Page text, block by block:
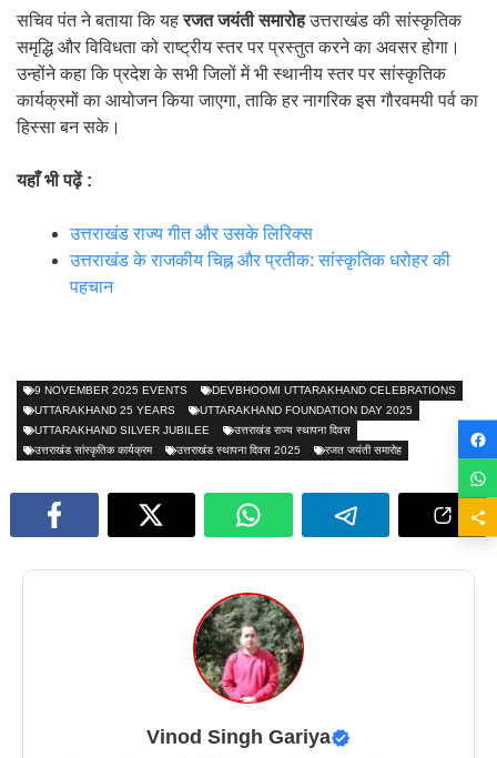
सचिव पंत ने बताया कि यहरजत जयंती समारोहउत्तराखंड की सांस्कृतिक
समृद्धि और विविधता को राष्ट्रीय स्तर पर प्रस्तुत करने का अवसर होगा।
उन्होंने कहा कि प्रदेश के सभी जिलों में भी स्थानीय स्तर पर सांस्कृतिक
कार्यक्रमों का आयोजन किया जाएगा, ताकि हर नागरिक इस गौरवमयी पर्व का
हिस्सा बन सके।
यहाँ भी पढ़ें :
उत्तराखंड राज्य गीत और उसके लिरिक्स
उत्तराखंड के राजकीय चिह्न और प्रतीक: सांस्कृतिक धरोहर की
पहचान
9 NOVEMBER 2025 EVENTS
DEVBHOOMI UTTARAKHAND CELEBRATIONS
UTTARAKHAND 25 YEARS
UTTARAKHAND FOUNDATION DAY 2025
UTTARAKHAND SILVER JUBILEE
उत्तराखंड राज्य स्थापना दिवस
उत्तराखंड सांस्कृतिक कार्यक्रम
उत्तराखंड स्थापना दिवस 2025 रजत जयंती समारोह
Vinod Singh Gariya